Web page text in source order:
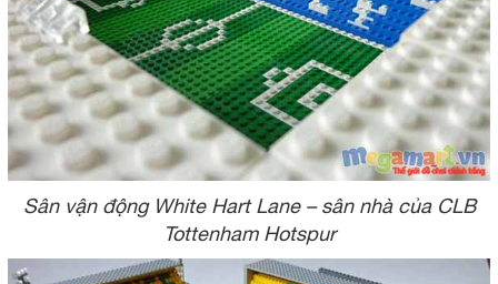
Sân vận động White Hart Lane – sân nhà của CLB
Tottenham Hotspur